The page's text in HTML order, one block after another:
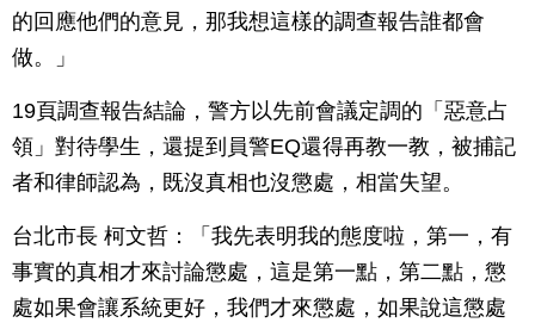
的回應他們的意見，那我想這樣的調查報告誰都會
做。」
19頁調查報告結論，警方以先前會議定調的「惡意占
領」對待學生，還提到員警EQ還得再教一教，被捕記
者和律師認為，既沒真相也沒懲處，相當失望。
台北市長 柯文哲：「我先表明我的態度啦，第一，有
事實的真相才來討論懲處，這是第一點，第二點，懲
處如果會讓系統更好，我們才來懲處，如果說這懲處